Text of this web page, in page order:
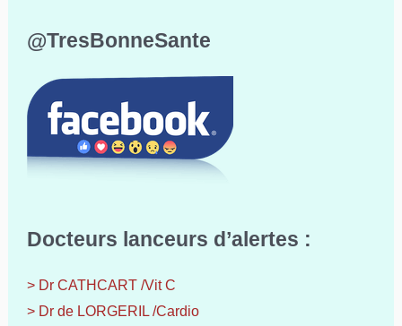
@TresBonneSante
Docteurs lanceurs d’alertes :
> Dr CATHCART /Vit C
> Dr de LORGERIL /Cardio